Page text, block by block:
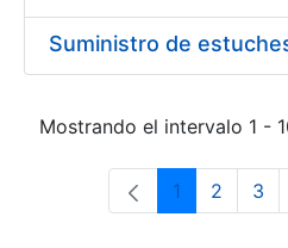
Mostrando el intervalo 1 -
Página
1 Página
2 3